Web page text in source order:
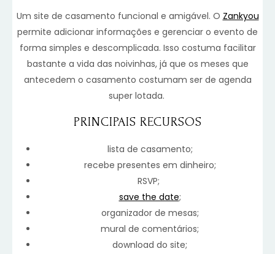
Um site de casamento funcional e amigável. O Zankyou
permite adicionar informações e gerenciar o evento de
forma simples e descomplicada. Isso costuma facilitar
bastante a vida das noivinhas, já que os meses que
antecedem o casamento costumam ser de agenda
super lotada.
PRINCIPAIS RECURSOS
lista de casamento;
recebe presentes em dinheiro;
RSVP;
save the date;
organizador de mesas;
mural de comentários;
download do site;